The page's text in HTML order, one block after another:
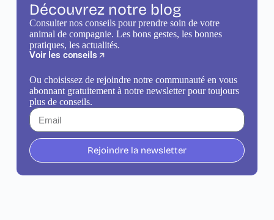
Découvrez notre blog
Consulter nos conseils pour prendre soin de votre
animal de compagnie. Les bons gestes, les bonnes
pratiques, les actualités.
Voir les conseils
Ou choisissez de rejoindre notre communauté en vous
abonnant gratuitement à notre newsletter pour toujours
plus de conseils.
Rejoindre la newsletter